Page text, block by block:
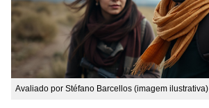
Avaliado por Stéfano Barcellos (imagem ilustrativa)